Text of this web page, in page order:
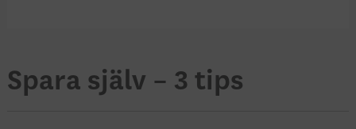
Spara själv – 3 tips